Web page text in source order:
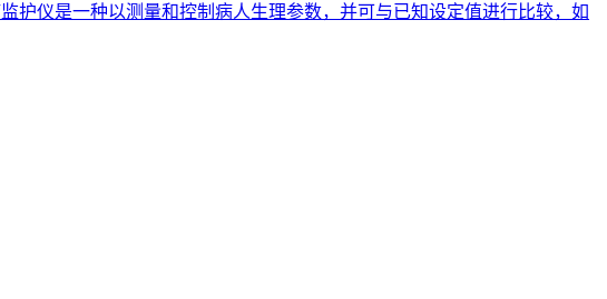
护仪是一种以测量和控制病人生理参数，并可与已知设定值进行比较，如